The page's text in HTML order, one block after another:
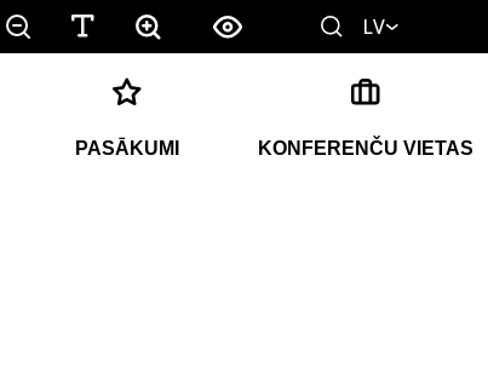
LV
PASĀKUMI KONFERENČU VIETAS